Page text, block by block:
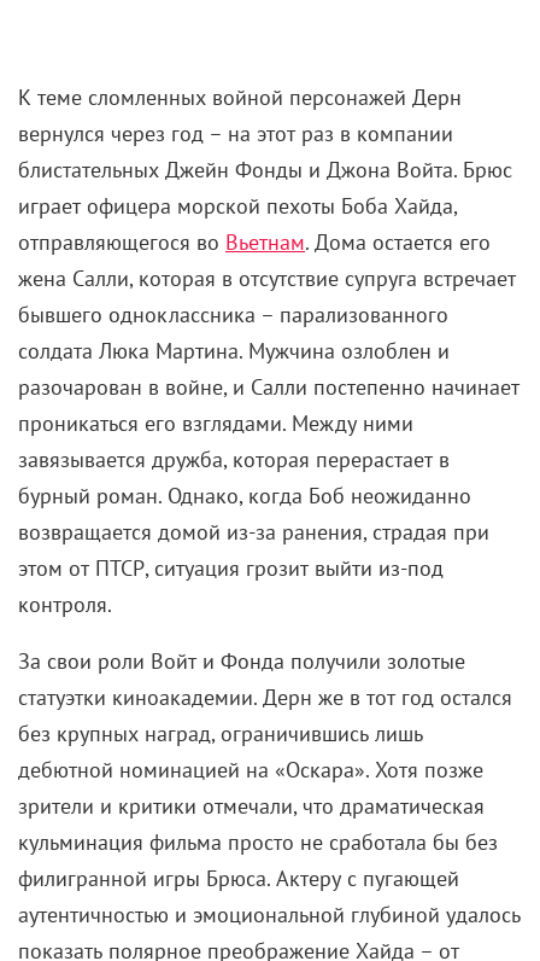
жена Салли, которая в отсутствие супруга встречает
бывшего одноклассника – парализованного
солдата Люка Мартина. Мужчина озлоблен и
разочарован в войне, и Салли постепенно начинает
проникаться его взглядами. Между ними
завязывается дружба, которая перерастает в
бурный роман. Однако, когда Боб неожиданно
возвращается домой из-за ранения, страдая при
этом от ПТСР, ситуация грозит выйти из-под
контроля.
За свои роли Войт и Фонда получили золотые
статуэтки киноакадемии. Дерн же в тот год остался
без крупных наград, ограничившись лишь
дебютной номинацией на «Оскара». Хотя позже
зрители и критики отмечали, что драматическая
кульминация фильма просто не сработала бы без
филигранной игры Брюса. Актеру с пугающей
аутентичностью и эмоциональной глубиной удалось
показать полярное преображение Хайда – от
стойкого, гордого офицера до сломленного
призрака самого себя, который видит решение
всех проблем лишь через прицел ружья.
«Тот самый чемпионат» (1982)